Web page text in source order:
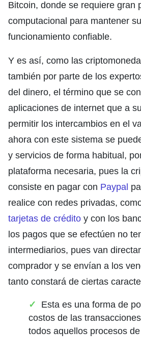
Bitcoin, donde se requiere gran
computacional para mantener
funcionamiento confiable.
Y es así, como las
también por parte de los
del dinero, el término que se
aplicaciones de internet que a
permitir los intercambios en el
ahora con este sistema se
y servicios de forma habitual,
plataforma necesaria, pues la
consiste en pagar con Paypal
realice con redes privadas,
tarjetas de crédito y con los
los pagos que se efectúen no
intermediarios, pues van
comprador y se envían a los
tanto constará de ciertas
Esta es una forma de
costos de las
todos aquellos procesos